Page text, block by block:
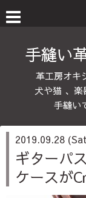
手縫い
革工房オキ
犬や猫 、楽
手縫い
2019.09.28
ギターパ
ケースが